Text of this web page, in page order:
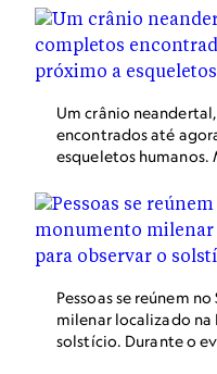
Um crânio
encontrados até
esqueletos humanos.
Pessoas se reúnem
milenar localizado na
solstício. Durante o